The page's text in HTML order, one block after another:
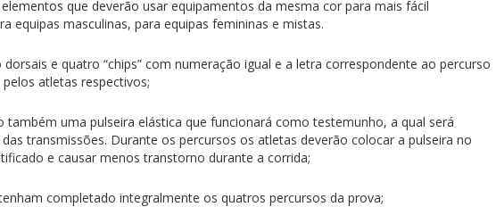
que deverão usar equipamentos da mesma cor para mais fácil
equipas masculinas, para equipas femininas e mistas.
e quatro “chips” com numeração igual e a letra correspondente ao percurso
atletas respectivos;
também uma pulseira elástica que funcionará como testemunho, a qual será
transmissões. Durante os percursos os atletas deverão colocar a pulseira no
e causar menos transtorno durante a corrida;
completado integralmente os quatros percursos da prova;